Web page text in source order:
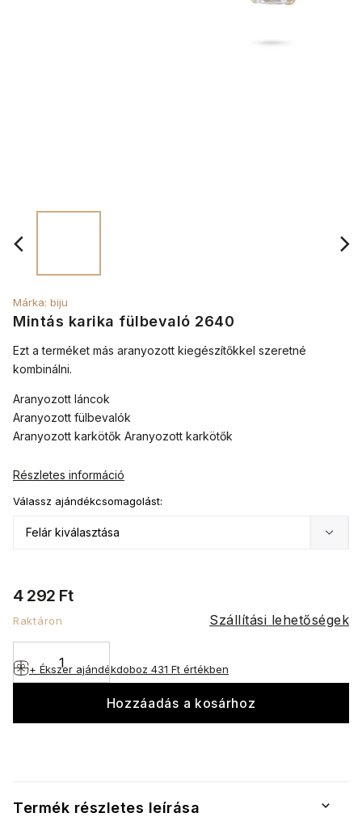
Mintás karika fülbevaló 2640
Márka: biju
4 292 Ft
Raktáron Szállítási lehetőségek
Válassz ajándékcsomagolást:
Hozzáadás a kosárhoz
+ Ékszer ajándékdoboz 431 Ft értékben
Ezt a terméket más aranyozott kiegészítőkkel szeretné
kombinálni.
Aranyozott láncok
Aranyozott fülbevalók
Aranyozott karkötők Aranyozott karkötők
Részletes információ
Termék részletes leírása